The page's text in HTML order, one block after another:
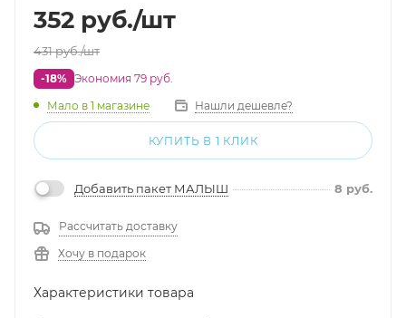
352 руб./шт
431руб./шт
-18% Экономия 79 руб.
Мало в 1 магазине Нашли дешевле?
КУПИТЬ В 1 КЛИК
Добавить пакет МАЛЫШ 8 руб.
Рассчитать доставку
Хочу в подарок
Характеристики товара